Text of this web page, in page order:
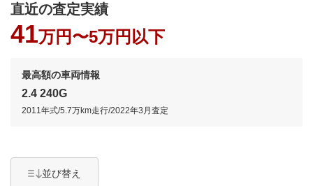
直近の査定実績
41万円〜5万円以下
最高額の車両情報
2.4 240G
2011年式/5.7万km走行/2022年3月査定
並び替え